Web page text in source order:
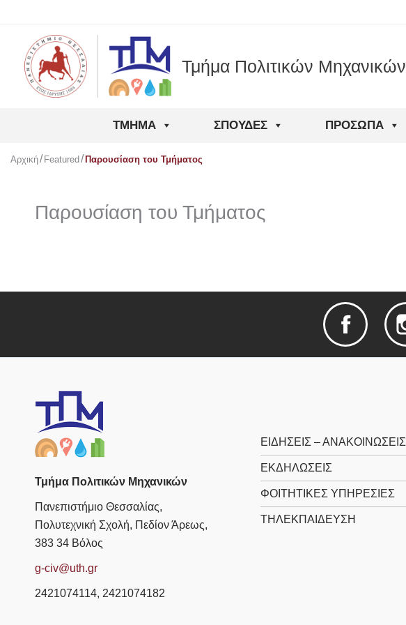
περιεχόμενο
Τμήμα Πολιτικών Μηχανικών
ΤΜΉΜΑ ΣΠΟΥΔΈΣ ΠΡΌΣΩΠΑ
Αρχική Featured Παρουσίαση του Τμήματος
Παρουσίαση του Τμήματος
Τμήμα Πολιτικών Μηχανικών
Πανεπιστήμιο Θεσσαλίας,
Πολυτεχνική Σχολή, Πεδίον Άρεως,
383 34 Βόλος
g-civ@uth.gr
2421074114, 2421074182
ΕΙΔΗΣΕΙΣ – ΑΝΑΚΟΙΝΩΣΕΙΣ
ΕΚΔΗΛΩΣΕΙΣ
ΦΟΙΤΗΤΙΚΈΣ ΥΠΗΡΕΣΊΕΣ
ΤΗΛΕΚΠΑΊΔΕΥΣΗ